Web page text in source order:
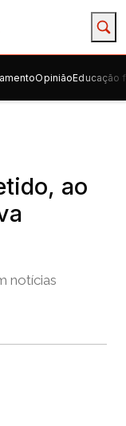
OpiniãoEducação
ao
notícias